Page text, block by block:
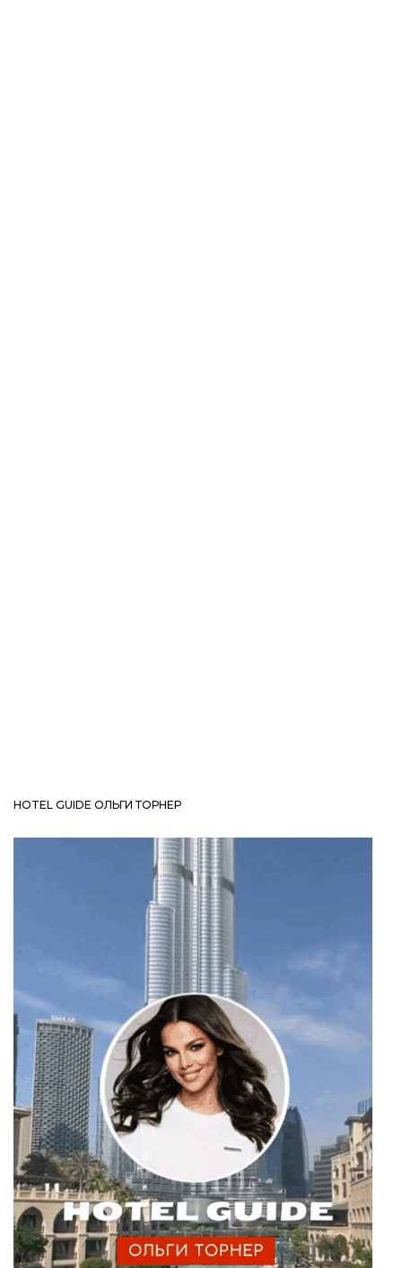
HOTEL GUIDE ОЛЬГИ ТОРНЕР